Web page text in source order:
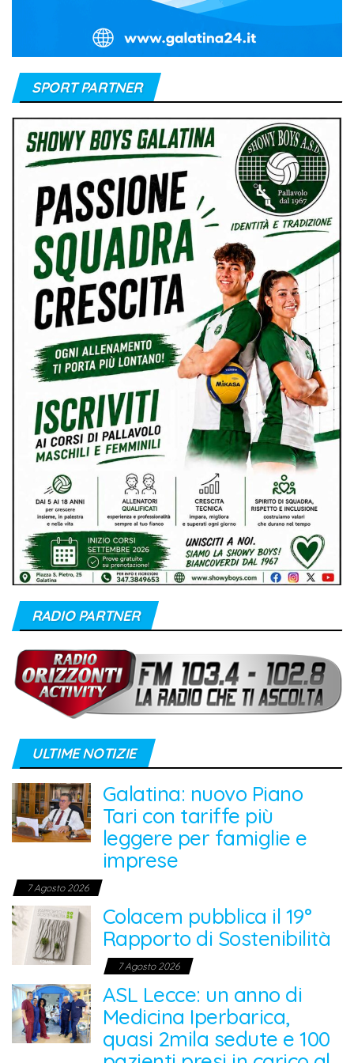
SPORT PARTNER
RADIO PARTNER
ULTIME NOTIZIE
Galatina: nuovo Piano
Tari con tariffe più
leggere per famiglie e
imprese
7 Agosto 2026
Colacem pubblica il 19°
Rapporto di Sostenibilità
7 Agosto 2026
ASL Lecce: un anno di
Medicina Iperbarica,
quasi 2mila sedute e 100